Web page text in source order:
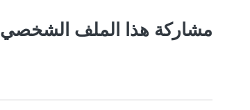
مشاركة هذا الملف الشخصي